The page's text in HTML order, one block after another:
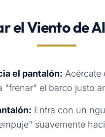
el Viento de
el pantalón:
"frenar" el barco justo
Entra con un
suavemente